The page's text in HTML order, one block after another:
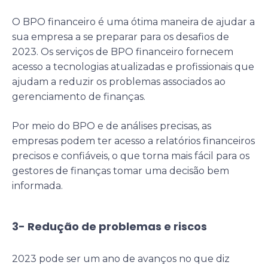
O BPO financeiro é uma ótima maneira de ajudar a
sua empresa a se preparar para os desafios de
2023. Os serviços de BPO financeiro fornecem
acesso a tecnologias atualizadas e profissionais que
ajudam a reduzir os problemas associados ao
gerenciamento de finanças.
Por meio do BPO e de análises precisas, as
empresas podem ter acesso a relatórios financeiros
precisos e confiáveis, o que torna mais fácil para os
gestores de finanças tomar uma decisão bem
informada.
3- Redução de problemas e riscos
2023 pode ser um ano de avanços no que diz